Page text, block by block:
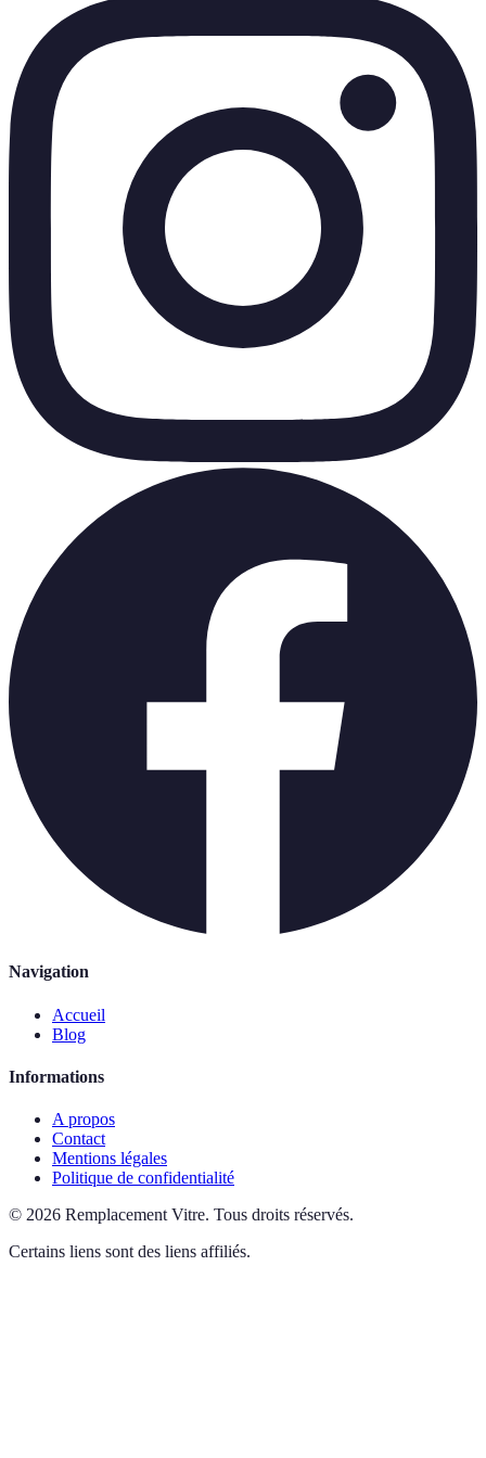
Navigation
Accueil
Blog
Informations
A propos
Contact
Mentions légales
Politique de confidentialité
© 2026 Remplacement Vitre. Tous droits réservés.
Certains liens sont des liens affiliés.